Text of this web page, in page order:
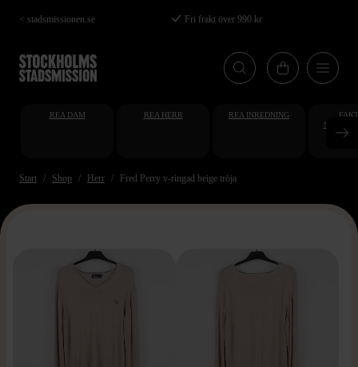
Hoppa
till
huvudinnehåll
< stadsmissionen.se Fri frakt över 990 kr
REA DAM REA HERR REA INREDNING
Start Shop Herr Fred Perry v-ringad beige tröja